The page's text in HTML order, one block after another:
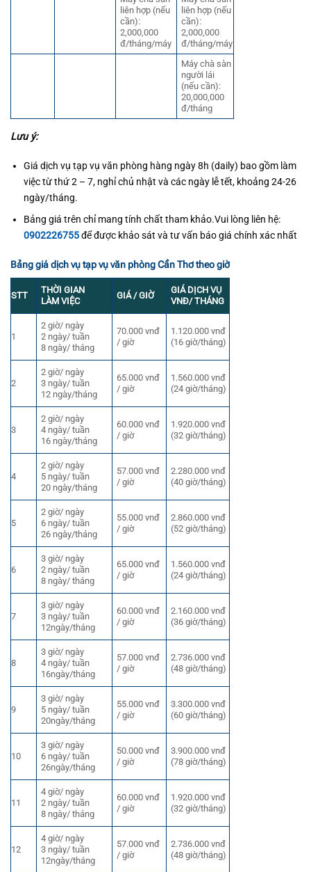
liên hợp (nếu
cần):
2,000,000
đ/tháng/máy
liên hợp (nếu
cần):
2,000,000
đ/tháng/máy
Máy chà sàn
người lái
(nếu cần):
20,000,000
đ/tháng
Lưu ý:
Giá dịch vụ tạp vụ văn phòng hàng ngày 8h (daily) bao gồm làm
việc từ thứ 2 – 7, nghỉ chủ nhật và các ngày lễ tết, khoảng 24-26
ngày/tháng.
Bảng giá trên chỉ mang tính chất tham khảo.Vui lòng liên hệ:
0902226755để được khảo sát và tư vấn báo giá chính xác nhất
Bảng giá dịch vụ tạp vụ văn phòng Cần Thơ theo giờ
STT
THỜI GIAN
LÀM VIỆC
GIÁ / GIỜ
GIÁ DỊCH VỤ
VNĐ/ THÁNG
1
2 giờ/ ngày
2 ngày/ tuần
8 ngày/ tháng
70.000 vnđ
/ giờ
1.120.000 vnđ
(16 giờ/tháng)
2
2 giờ/ ngày
3 ngày/ tuần
12 ngày/tháng
65.000 vnđ
/ giờ
1.560.000 vnđ
(24 giờ/tháng)
3
2 giờ/ ngày
4 ngày/ tuần
16 ngày/tháng
60.000 vnđ
/ giờ
1.920.000 vnđ
(32 giờ/tháng)
4
2 giờ/ ngày
5 ngày/ tuần
20 ngày/tháng
57.000 vnđ
/ giờ
2.280.000 vnđ
(40 giờ/tháng)
5
2 giờ/ ngày
6 ngày/ tuần
26 ngày/tháng
55.000 vnđ
/ giờ
2.860.000 vnđ
(52 giờ/tháng)
6
3 giờ/ ngày
2 ngày/ tuần
8 ngày/ tháng
65.000 vnđ
/ giờ
1.560.000 vnđ
(24 giờ/tháng)
7
3 giờ/ ngày
3 ngày/ tuần
12ngày/tháng
60.000 vnđ
/ giờ
2.160.000 vnđ
(36 giờ/tháng)
8
3 giờ/ ngày
4 ngày/ tuần
16ngày/tháng
57.000 vnđ
/ giờ
2.736.000 vnđ
(48 giờ/tháng)
9
3 giờ/ ngày
5 ngày/ tuần
20ngày/tháng
55.000 vnđ
/ giờ
3.300.000 vnđ
(60 giờ/tháng)
10
3 giờ/ ngày
6 ngày/ tuần
26ngày/tháng
50.000 vnđ
/ giờ
3.900.000 vnđ
(78 giờ/tháng)
11
4 giờ/ ngày
2 ngày/ tuần
8 ngày/ tháng
60.000 vnđ
/ giờ
1.920.000 vnđ
(32 giờ/tháng)
12
4 giờ/ ngày
3 ngày/ tuần
12ngày/tháng
57.000 vnđ
/ giờ
2.736.000 vnđ
(48 giờ/tháng)